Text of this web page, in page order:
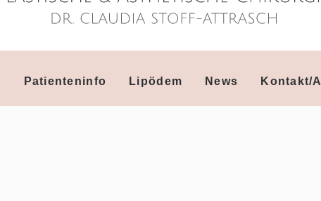
Patienteninfo Lipödem News Kontakt/